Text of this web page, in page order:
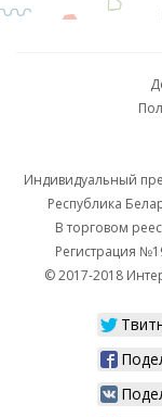
Индивидуальный
Республика
В торговом
Регистрация
© 2017-2018